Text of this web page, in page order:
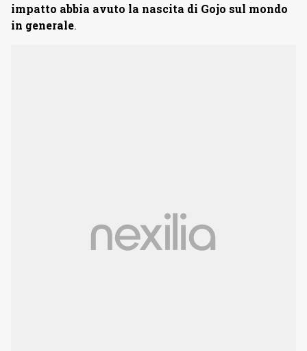
impatto abbia avuto la nascita di Gojo sul mondo
in generale.